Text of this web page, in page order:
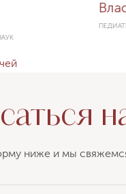
ниже и мы